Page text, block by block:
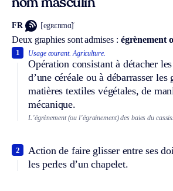
nom masculin
FR [egʀɛnmɑ̃]
Deux graphies sont admises : égrènement
Usage courant. Agriculture.
Opération consistant à détacher
d’une céréale ou à débarrasser les
matières textiles végétales, de
mécanique.
1
L’égrènement (ou l’égrainement) des baies du
Action de faire glisser entre ses
les perles d’un chapelet.
2